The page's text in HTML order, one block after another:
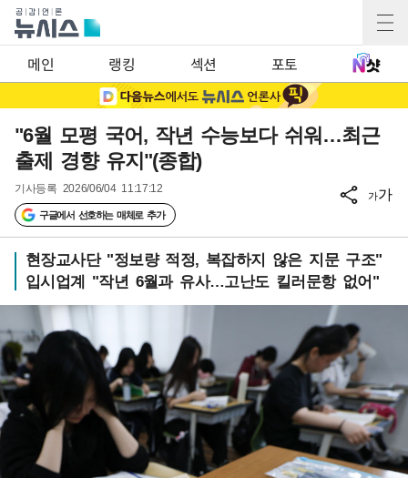
메인 랭킹 섹션 포토
"6월 모평 국어, 작년 수능보다 쉬워…최근
출제 경향 유지"(종합)
기사등록 2026/06/04 11:17:12
구글에서 선호하는 매체로 추가
가가
현장교사단 "정보량 적정, 복잡하지 않은 지문 구조"
입시업계 "작년 6월과 유사…고난도 킬러문항 없어"